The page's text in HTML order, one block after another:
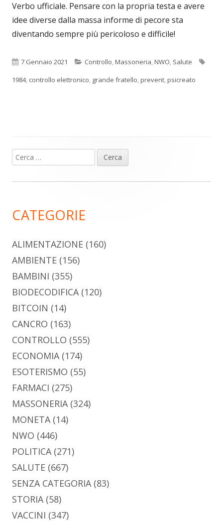
Verbo ufficiale. Pensare con la propria testa e avere
idee diverse dalla massa informe di pecore sta
diventando sempre più pericoloso e difficile!
Pubblicato
7 Gennaio 2021 Categorie
Controllo,Massoneria,NWO, Salute
1984, controllo elettronico, grande fratello,prevent,psicreato
Barra
laterale
Ricerca
per:
CATEGORIE
ALIMENTAZIONE (160)
AMBIENTE (156)
BAMBINI (355)
BIODECODIFICA (120)
BITCOIN (14)
CANCRO (163)
CONTROLLO (555)
ECONOMIA (174)
ESOTERISMO (55)
FARMACI (275)
MASSONERIA (324)
MONETA (14)
NWO (446)
POLITICA (271)
SALUTE (667)
SENZA CATEGORIA (83)
STORIA (58)
VACCINI (347)